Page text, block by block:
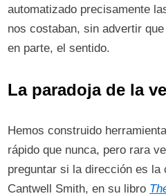
automatizado precisamente
nos costaban, sin advertir
en parte, el sentido.
La paradoja de la
Hemos construido
rápido que nunca, pero rara
preguntar si la dirección es
Cantwell Smith, en su libro